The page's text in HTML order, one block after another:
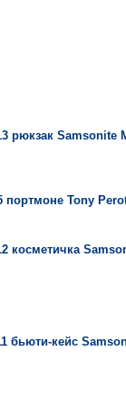
рюкзак Samsonite
портмоне Tony
косметичка
бьюти-кейс